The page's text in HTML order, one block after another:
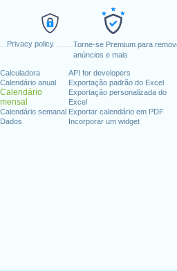
Privacy policy
Torne-se Premium para
anúncios e mais
Calculadora
Calendário anual
Calendário
mensal
Calendário semanal
Dados
API for developers
Exportação padrão do Excel
Exportação personalizada do
Excel
Exportar calendário em PDF
Incorporar um widget